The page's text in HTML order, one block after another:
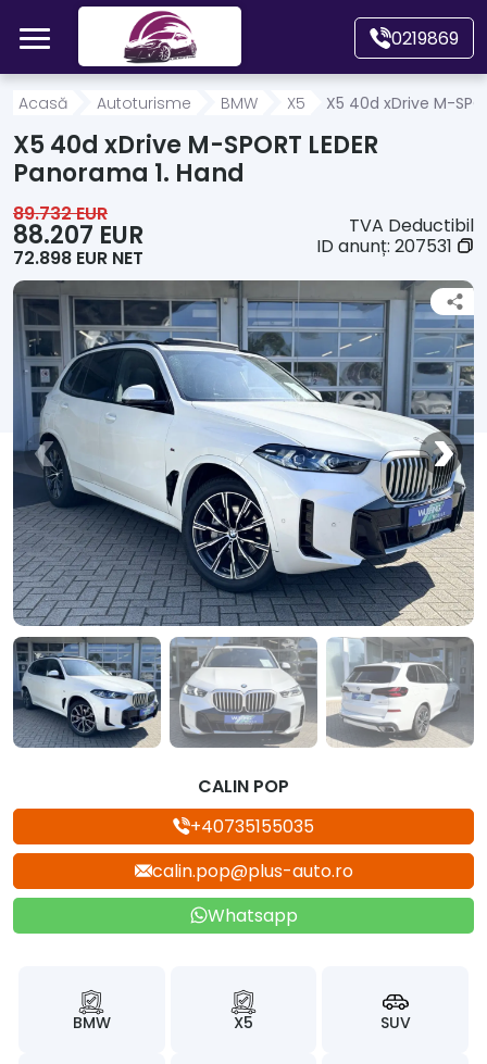
Mergi direct la conținutul principal
0219869
Acasă
Autoturisme
Motociclete
Autoutilitare
Alte tipuri vehicule
Despre Noi
Contact
Acasă Autoturisme BMW X5 X5 40d xDrive M-
X5 40d xDrive M-SPORT LEDER
Panorama 1. Hand
89.732 EUR
88.207 EUR
72.898 EUR NET
TVA Deductibil
ID anunț: 207531
CALIN POP
+40735155035
calin.pop@plus-auto.ro
Whatsapp
BMW X5 SUV